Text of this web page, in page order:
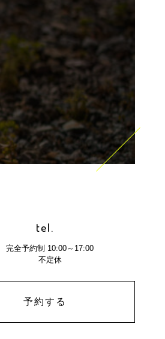
tel.
完全予約制 10:00～17:00
不定休
予約する